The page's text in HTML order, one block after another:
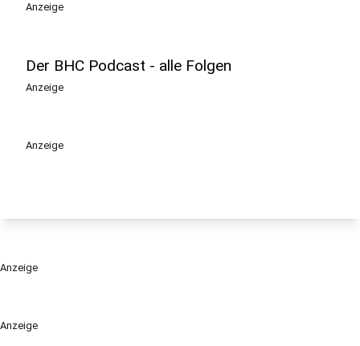
Anzeige
Anzeige
Der BHC Podcast - alle Folgen
Anzeige
Anzeige
Anzeige